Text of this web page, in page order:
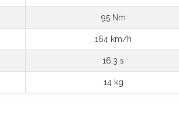
95 Nm
164 km/h
16.3 s
14 kg